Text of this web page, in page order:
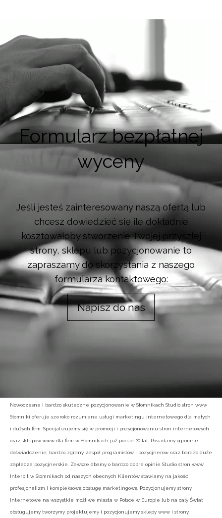
Formularz bezpłatnej
wyceny
Jeśli jesteś zainteresowany naszą ofertą lub
chcesz dowiedzieć się ile dokładnie
kosztowałoby stworzenie Twojej przyszłej
strony, sklepu lub pozycjonowanie to
zapraszamy do skorzystania z naszego
formularza kontaktowego:
Napisz do nas
Nowoczesne i bardzo skuteczne pozycjonowanie w Słomnikach Studio stron www
Słomniki oferuje szeroko rozumiane usługi marketingu internetowego dla małych
i dużych firm. Specjalizujemy się w promocji i pozycjonowaniu stron internetowych
oraz sklepów www dla firm w Słomnikach już ponad 20 lat. Posiadamy ogromne
doświadczenie, bardzo zgrany zespół programistów i pozycjnerów oraz bardzo duże
zaplecze pozycjnerskie. Zawsze dbamy o bardzo dobre opinie Studio stron www
Interbit w Słomnikach od naszych obecnych Klientów stawiamy na jakość
profesjonalizm i kompleksową obsługę marketingową. Pozycjonujemy strony
internetowe na wszystkie możliwe miasta w Polsce w Europie lub na cały Świat
obsługujemy tworzymy projektujemy i pozycjonujemy sklepy www i strony